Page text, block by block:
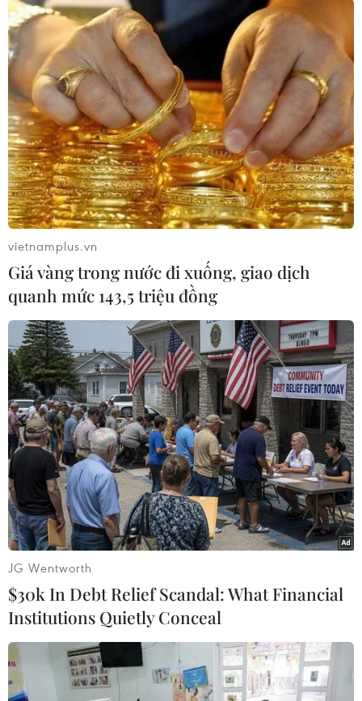
Phó Thủ tướng cũng nhấn mạnh vai trò, vị trí
quan trọng của Nghị quyết số 29/NQ-TW để cụ
thể hóa quan điểm, chủ trương của Đảng, Nhà
nước, coi “giáo dục là quốc sách hàng đầu,” phát
triển nguồn nhân lực trong xu thế chuyển đổi
mô hình phát triển trên thế giới từ dựa vào khai
thác tài nguyên thiên nhiên sang kinh tế tri
thức, chuyển đổi xanh, chuyển đổi số.
Đề xuất thí điểm hình thức hợp tác giáo dục
quốc tế mới
Bộ trưởng Bộ Giáo dục và Đào tạo Nguyễn Kim
Sơn cho biết, Nghị quyết số 29/NQ-TW đã đề cập
một cách toàn diện, sâu sắc, thể hiện quan điểm
chỉ đạo, thể hiện quyết tâm chiến lược, quyết
tâm chính trị rất lớn của Trung ương Đảng đối
với phát triển giáo dục-đào tạo.
Quang cảnh hội nghị. (Ảnh: An Đăng/TTXVN)
Có thể nói, những đổi mới, phát triển giáo dục-
vietnamplus.vn
Giá vàng trong nước đi xuống, giao dịch
quanh mức 143,5 triệu đồng
JG Wentworth
$30k In Debt Relief Scandal: What Financial
Institutions Quietly Conceal